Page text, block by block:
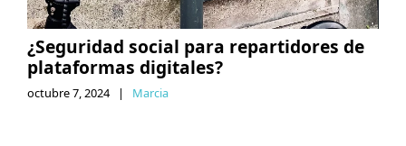
¿Seguridad social para repartidores de
plataformas digitales?
octubre 7, 2024 | Marcia